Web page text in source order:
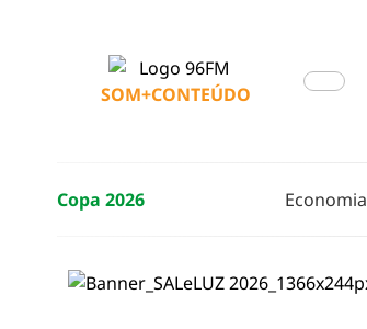
SOM+CONTEÚDO
Copa 2026 Economia